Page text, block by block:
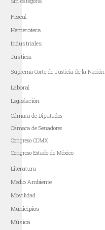
Fiscal
Hemeroteca
Industriales
Justicia
Suprema Corte de Justicia de la Nación
Laboral
Legislación
Cámara de Diputados
Cámara de Senadores
Congreso CDMX
Congreso Estado de México
Literatura
Medio Ambiente
Movilidad
Municipios
Música